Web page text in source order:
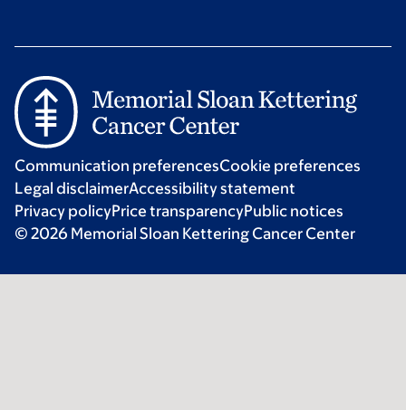
Communication preferencesCookie preferences
Legal disclaimerAccessibility statement
Privacy policyPrice transparencyPublic notices
© 2026 Memorial Sloan Kettering Cancer Center